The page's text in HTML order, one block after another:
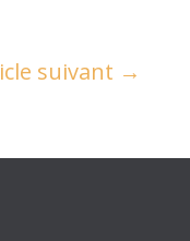
suivant →